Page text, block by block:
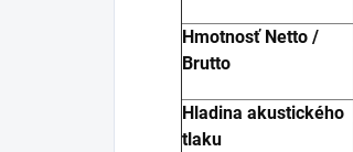
Hmotnosť Netto /
Brutto
Hladina akustického
tlaku